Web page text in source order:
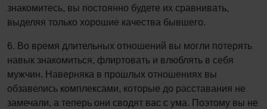
знакомитесь, вы постоянно будете их сравнивать,
выделяя только хорошие качества бывшего.
6. Во время длительных отношений вы могли потерять
навык знакомиться, флиртовать и влюблять в себя
мужчин. Наверняка в прошлых отношениях вы
обзавелись комплексами, которые до расставания не
замечали, а теперь они сводят вас с ума. Поэтому вы не